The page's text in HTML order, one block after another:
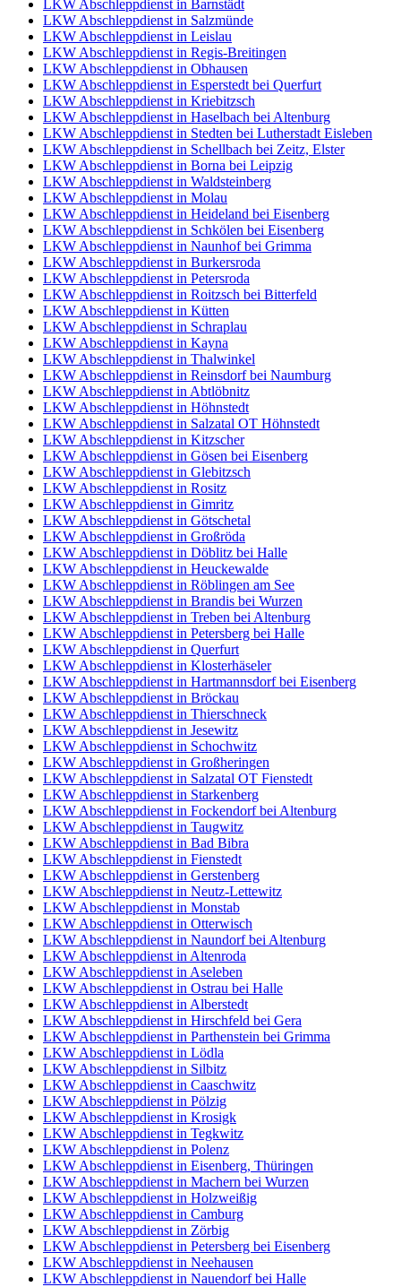
LKW Abschleppdienst in Barnstädt
LKW Abschleppdienst in Salzmünde
LKW Abschleppdienst in Leislau
LKW Abschleppdienst in Regis-Breitingen
LKW Abschleppdienst in Obhausen
LKW Abschleppdienst in Esperstedt bei Querfurt
LKW Abschleppdienst in Kriebitzsch
LKW Abschleppdienst in Haselbach bei Altenburg
LKW Abschleppdienst in Stedten bei Lutherstadt Eisleben
LKW Abschleppdienst in Schellbach bei Zeitz, Elster
LKW Abschleppdienst in Borna bei Leipzig
LKW Abschleppdienst in Waldsteinberg
LKW Abschleppdienst in Molau
LKW Abschleppdienst in Heideland bei Eisenberg
LKW Abschleppdienst in Schkölen bei Eisenberg
LKW Abschleppdienst in Naunhof bei Grimma
LKW Abschleppdienst in Burkersroda
LKW Abschleppdienst in Petersroda
LKW Abschleppdienst in Roitzsch bei Bitterfeld
LKW Abschleppdienst in Kütten
LKW Abschleppdienst in Schraplau
LKW Abschleppdienst in Kayna
LKW Abschleppdienst in Thalwinkel
LKW Abschleppdienst in Reinsdorf bei Naumburg
LKW Abschleppdienst in Abtlöbnitz
LKW Abschleppdienst in Höhnstedt
LKW Abschleppdienst in Salzatal OT Höhnstedt
LKW Abschleppdienst in Kitzscher
LKW Abschleppdienst in Gösen bei Eisenberg
LKW Abschleppdienst in Glebitzsch
LKW Abschleppdienst in Rositz
LKW Abschleppdienst in Gimritz
LKW Abschleppdienst in Götschetal
LKW Abschleppdienst in Großröda
LKW Abschleppdienst in Döblitz bei Halle
LKW Abschleppdienst in Heuckewalde
LKW Abschleppdienst in Röblingen am See
LKW Abschleppdienst in Brandis bei Wurzen
LKW Abschleppdienst in Treben bei Altenburg
LKW Abschleppdienst in Petersberg bei Halle
LKW Abschleppdienst in Querfurt
LKW Abschleppdienst in Klosterhäseler
LKW Abschleppdienst in Hartmannsdorf bei Eisenberg
LKW Abschleppdienst in Bröckau
LKW Abschleppdienst in Thierschneck
LKW Abschleppdienst in Jesewitz
LKW Abschleppdienst in Schochwitz
LKW Abschleppdienst in Großheringen
LKW Abschleppdienst in Salzatal OT Fienstedt
LKW Abschleppdienst in Starkenberg
LKW Abschleppdienst in Fockendorf bei Altenburg
LKW Abschleppdienst in Taugwitz
LKW Abschleppdienst in Bad Bibra
LKW Abschleppdienst in Fienstedt
LKW Abschleppdienst in Gerstenberg
LKW Abschleppdienst in Neutz-Lettewitz
LKW Abschleppdienst in Monstab
LKW Abschleppdienst in Otterwisch
LKW Abschleppdienst in Naundorf bei Altenburg
LKW Abschleppdienst in Altenroda
LKW Abschleppdienst in Aseleben
LKW Abschleppdienst in Ostrau bei Halle
LKW Abschleppdienst in Alberstedt
LKW Abschleppdienst in Hirschfeld bei Gera
LKW Abschleppdienst in Parthenstein bei Grimma
LKW Abschleppdienst in Lödla
LKW Abschleppdienst in Silbitz
LKW Abschleppdienst in Caaschwitz
LKW Abschleppdienst in Pölzig
LKW Abschleppdienst in Krosigk
LKW Abschleppdienst in Tegkwitz
LKW Abschleppdienst in Polenz
LKW Abschleppdienst in Eisenberg, Thüringen
LKW Abschleppdienst in Machern bei Wurzen
LKW Abschleppdienst in Holzweißig
LKW Abschleppdienst in Camburg
LKW Abschleppdienst in Zörbig
LKW Abschleppdienst in Petersberg bei Eisenberg
LKW Abschleppdienst in Neehausen
LKW Abschleppdienst in Nauendorf bei Halle